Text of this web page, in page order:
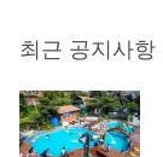
최근 공지사항